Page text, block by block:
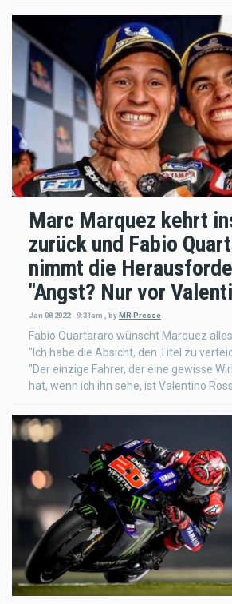
Marc Marquez kehrt
zurück und Fabio
nimmt die
"Angst? Nur vor
Jan 08 2022 - 9:31am byMR Presse
Fabio Quartararo wünscht Marquez
"Ich habe die Absicht, den Titel zu
"Der einzige Fahrer, der eine gewisse
hat, wenn ich ihn sehe, ist Valentino